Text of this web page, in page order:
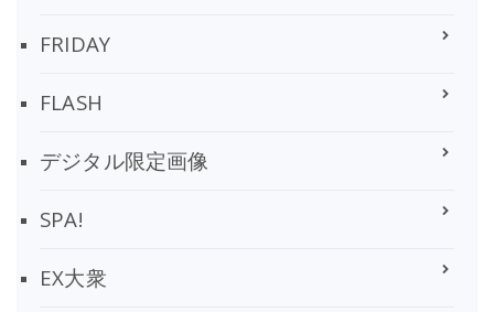
FRIDAY
FLASH
デジタル限定画像
SPA!
EX大衆